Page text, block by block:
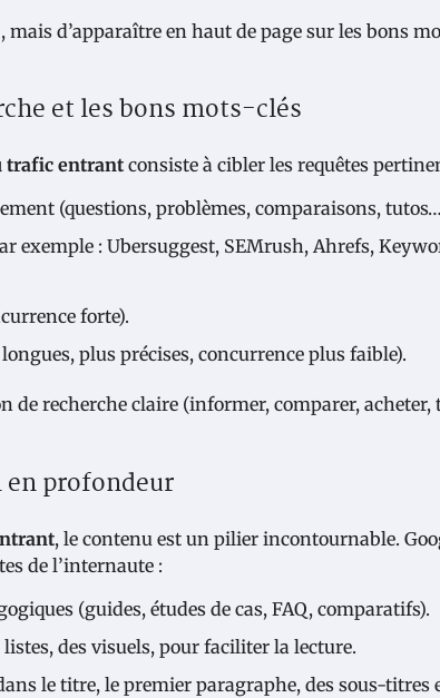
d’apparaître en haut de page sur les bons
et les bons mots-clés
trafic entrant consiste à cibler les requêtes
(questions, problèmes, comparaisons,
exemple : Ubersuggest, SEMrush, Ahrefs,
forte).
plus précises, concurrence plus faible).
de recherche claire (informer, comparer, acheter,
profondeur
, le contenu est un pilier incontournable.
de l’internaute :
(guides, études de cas, FAQ, comparatifs).
des visuels, pour faciliter la lecture.
le titre, le premier paragraphe, des sous-titres